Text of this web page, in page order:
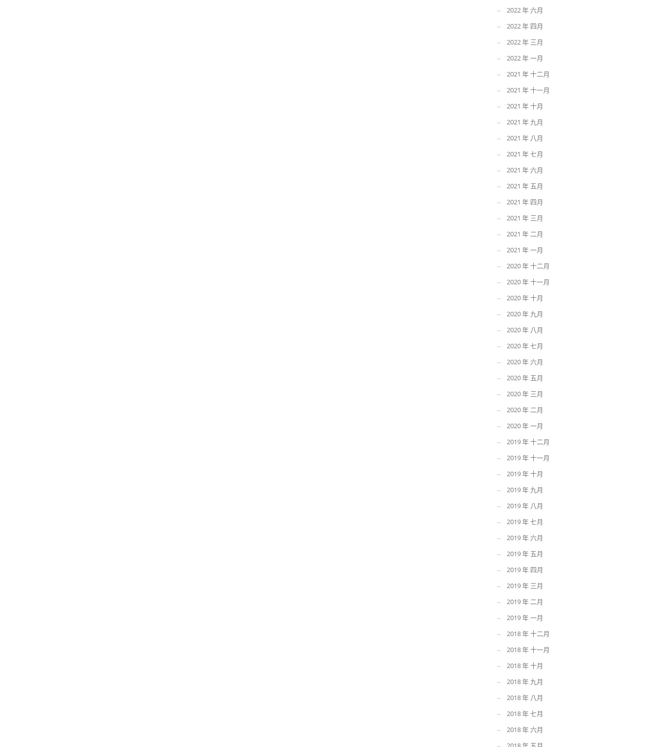
2022 年 六月
2022 年 四月
2022 年 三月
2022 年 一月
2021 年 十二月
2021 年 十一月
2021 年 十月
2021 年 九月
2021 年 八月
2021 年 七月
2021 年 六月
2021 年 五月
2021 年 四月
2021 年 三月
2021 年 二月
2021 年 一月
2020 年 十二月
2020 年 十一月
2020 年 十月
2020 年 九月
2020 年 八月
2020 年 七月
2020 年 六月
2020 年 五月
2020 年 三月
2020 年 二月
2020 年 一月
2019 年 十二月
2019 年 十一月
2019 年 十月
2019 年 九月
2019 年 八月
2019 年 七月
2019 年 六月
2019 年 五月
2019 年 四月
2019 年 三月
2019 年 二月
2019 年 一月
2018 年 十二月
2018 年 十一月
2018 年 十月
2018 年 九月
2018 年 八月
2018 年 七月
2018 年 六月